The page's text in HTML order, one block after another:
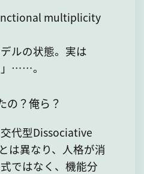
multiplicity
ルの状態。実は
」……。
の？俺ら？
代型Dissociative
は異なり、人格が消
ではなく、機能分